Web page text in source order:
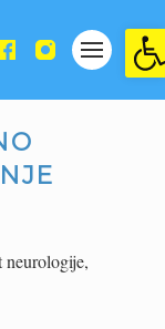
neurologije,